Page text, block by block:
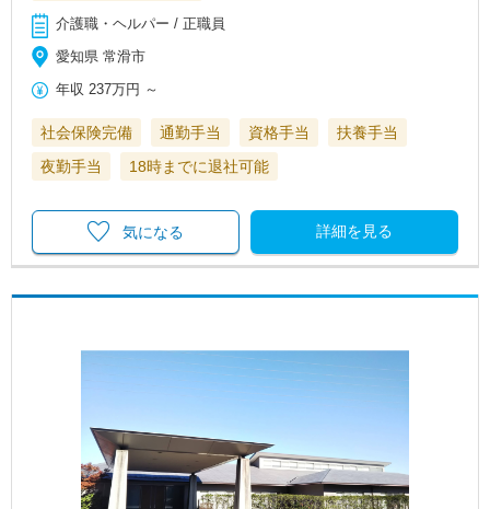
介護職・ヘルパー / 正職員
愛知県 常滑市
年収 237万円 ～
社会保険完備 通勤手当 資格手当
扶養手当
夜勤手当
18時までに退社可能
詳細を見る
気になる